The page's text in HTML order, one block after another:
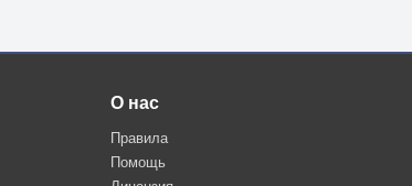
О нас
Правила
Помощь